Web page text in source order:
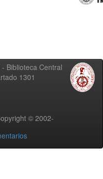
Biblioteca Central
1301
© 2002-